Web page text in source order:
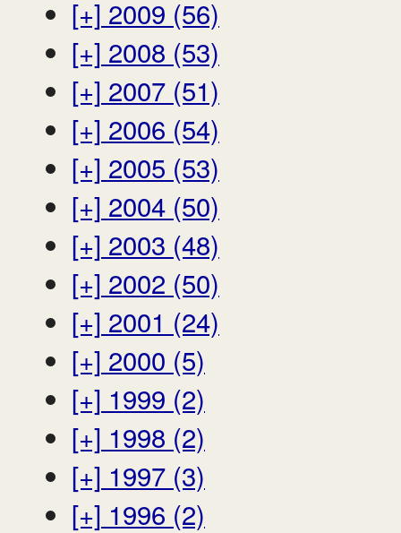
[+] 2009 (56)
[+] 2008 (53)
[+] 2007 (51)
[+] 2006 (54)
[+] 2005 (53)
[+] 2004 (50)
[+] 2003 (48)
[+] 2002 (50)
[+] 2001 (24)
[+] 2000 (5)
[+] 1999 (2)
[+] 1998 (2)
[+] 1997 (3)
[+] 1996 (2)